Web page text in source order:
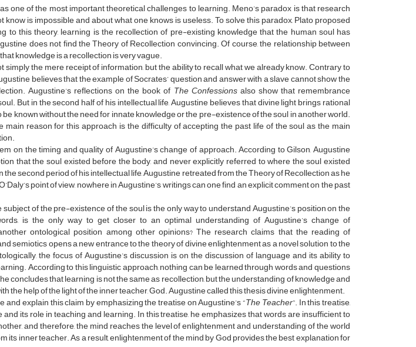
one of the most important theoretical challenges to learning. Meno’s paradox is that research
is impossible and about what one knows is useless. To solve this paradox, Plato proposed
to this theory, learning is the recollection of pre-existing knowledge that the human soul has
does not find the Theory of Recollection convincing. Of course, the relationship between
knowledge is a recollection is very vague.
simply the mere receipt of information, but the ability to recall what we already know. Contrary to
believes that the example of Socrates’ question and answer with a slave cannot show the
Augustine’s reflections on the book of The Confessionsalso show that remembrance
But in the second half of his intellectual life, Augustine believes that divine light brings rational
known without the need for innate knowledge or the pre-existence of the soul in another world.
reason for this approach is the difficulty of accepting the past life of the soul as the main
on the timing and quality of Augustine’s change of approach. According to Gilson, Augustine
that the soul existed before the body, and never explicitly referred to where the soul existed
the second period of his intellectual life, Augustine retreated from the Theory of Recollection as he
point of view, nowhere in Augustine’s writings can one find an explicit comment on the past
of the pre-existence of the soul is the only way to understand Augustine’s position on the
is the only way to get closer to an optimal understanding of Augustine’s change of
ontological position among other opinions? The research claims that the reading of
semiotics opens a new entrance to the theory of divine enlightenment as a novel solution to the
the focus of Augustine’s discussion is on the discussion of language and its ability to
According to this linguistic approach, nothing can be learned through words and questions
concludes that learning is not the same as recollection, but the understanding of knowledge and
the help of the light of the inner teacher, God. Augustine called this thesis divine enlightenment.
explain this claim by emphasizing the treatise on Augustine’s “The Teacher”. In this treatise,
its role in teaching and learning. In this treatise, he emphasizes that words are insufficient to
and therefore, the mind reaches the level of enlightenment and understanding of the world
its inner teacher. As a result, enlightenment of the mind by God provides the best explanation for